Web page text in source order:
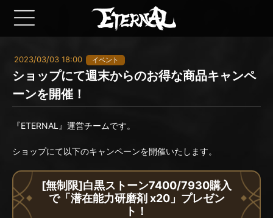
2023/03/03 18:00 イベント
ショップにて週末からのお得な商品キャンペ
ーンを開催！
『ETERNAL』運営チームです。
ショップにて以下のキャンペーンを開催いたします。
[無制限]白黒ストーン7400/7930購入
で「潜在能力研磨剤 x20」プレゼン
ト！